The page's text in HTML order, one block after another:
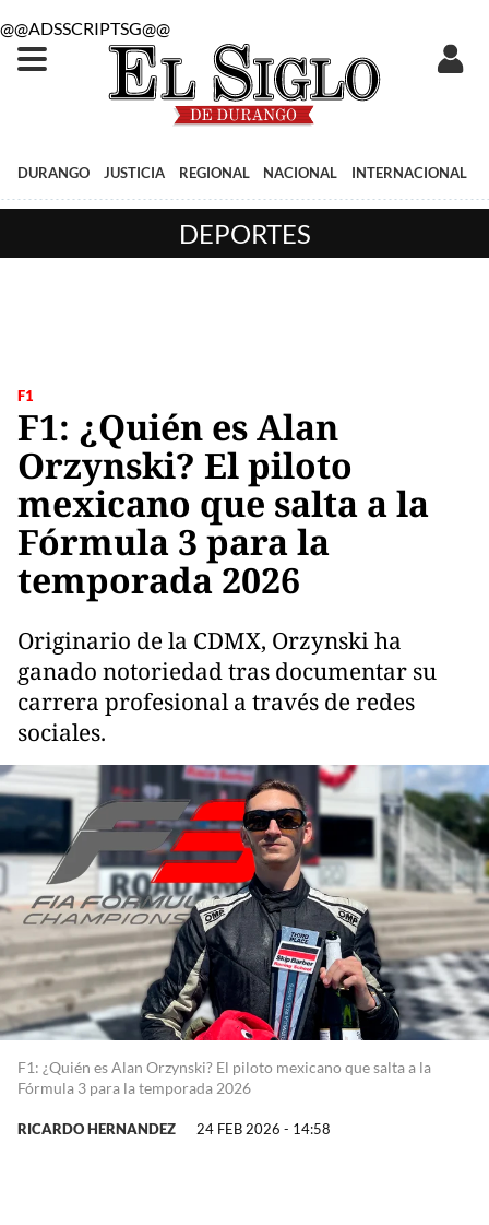
@@ADSSCRIPTSG@@
DURANGO JUSTICIA REGIONAL NACIONAL INTERNACIONAL
DEPORTES
F1
F1: ¿Quién es Alan
Orzynski? El piloto
mexicano que salta a la
Fórmula 3 para la
temporada 2026
Originario de la CDMX, Orzynski ha
ganado notoriedad tras documentar su
carrera profesional a través de redes
sociales.
F1: ¿Quién es Alan Orzynski? El piloto mexicano que salta a la
Fórmula 3 para la temporada 2026
RICARDO HERNANDEZ 24 FEB 2026 - 14:58